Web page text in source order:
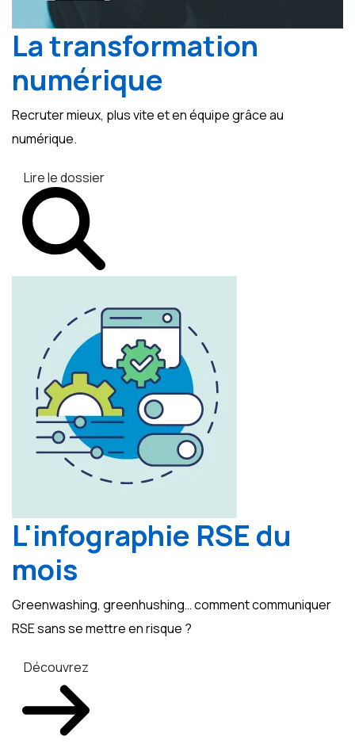
La transformation
numérique
Recruter mieux, plus vite et en équipe grâce au
numérique.
Lire le dossier
L'infographie RSE du
mois
Greenwashing, greenhushing… comment communiquer
RSE sans se mettre en risque ?
Découvrez